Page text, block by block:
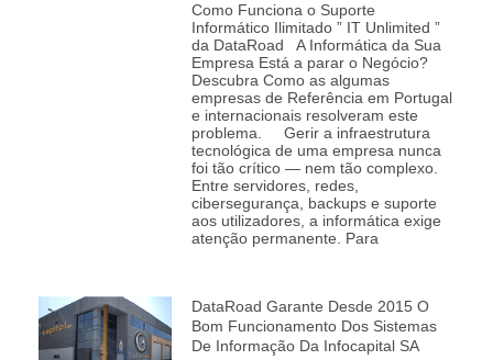
Como Funciona o Suporte
Informático Ilimitado ” IT Unlimited ”
da DataRoad A Informática da Sua
Empresa Está a parar o Negócio?
Descubra Como as algumas
empresas de Referência em Portugal
e internacionais resolveram este
problema. Gerir a infraestrutura
tecnológica de uma empresa nunca
foi tão crítico — nem tão complexo.
Entre servidores, redes,
cibersegurança, backups e suporte
aos utilizadores, a informática exige
atenção permanente. Para
DataRoad Garante Desde 2015 O
Bom Funcionamento Dos Sistemas
De Informação Da Infocapital SA